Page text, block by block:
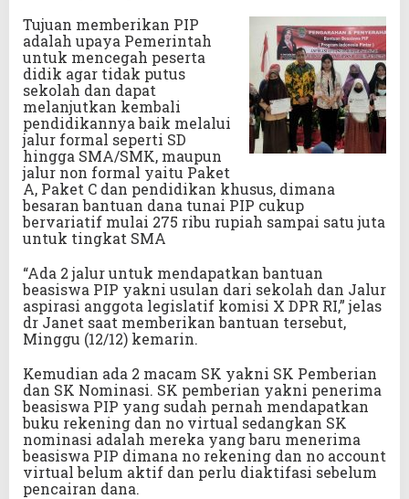
Tujuan memberikan PIP
adalah upaya Pemerintah
untuk mencegah peserta
didik agar tidak putus
sekolah dan dapat
melanjutkan kembali
pendidikannya baik melalui
jalur formal seperti SD
hingga SMA/SMK, maupun
jalur non formal yaitu Paket
A, Paket C dan pendidikan khusus, dimana
besaran bantuan dana tunai PIP cukup
bervariatif mulai 275 ribu rupiah sampai satu juta
untuk tingkat SMA
“Ada 2 jalur untuk mendapatkan bantuan
beasiswa PIP yakni usulan dari sekolah dan Jalur
aspirasi anggota legislatif komisi X DPR RI,” jelas
dr Janet saat memberikan bantuan tersebut,
Minggu (12/12) kemarin.
Kemudian ada 2 macam SK yakni SK Pemberian
dan SK Nominasi. SK pemberian yakni penerima
beasiswa PIP yang sudah pernah mendapatkan
buku rekening dan no virtual sedangkan SK
nominasi adalah mereka yang baru menerima
beasiswa PIP dimana no rekening dan no account
virtual belum aktif dan perlu diaktifasi sebelum
pencairan dana.